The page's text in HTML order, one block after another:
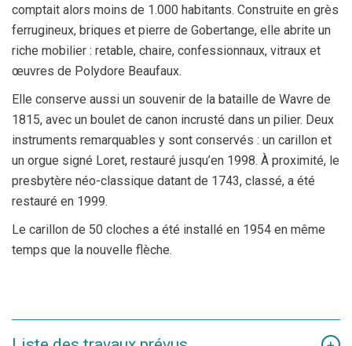
comptait alors moins de 1.000 habitants. Construite en grès
ferrugineux, briques et pierre de Gobertange, elle abrite un
riche mobilier : retable, chaire, confessionnaux, vitraux et
œuvres de Polydore Beaufaux.
Elle conserve aussi un souvenir de la bataille de Wavre de
1815, avec un boulet de canon incrusté dans un pilier. Deux
instruments remarquables y sont conservés : un carillon et
un orgue signé Loret, restauré jusqu’en 1998. À proximité, le
presbytère néo-classique datant de 1743, classé, a été
restauré en 1999.
Le carillon de 50 cloches a été installé en 1954 en même
temps que la nouvelle flèche.